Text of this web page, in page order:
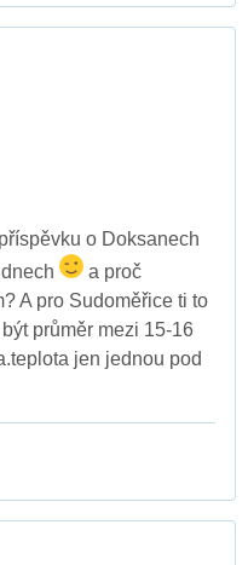
o Doksanech
a proč
A pro Sudoměřice ti to
průměr mezi 15-16
jen jednou pod